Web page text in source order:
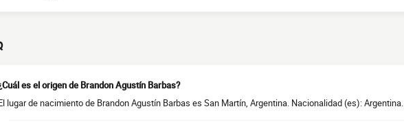
es el origen de Brandon Agustín Barbas?
lugar de nacimiento de Brandon Agustín Barbas es San Martín, Argentina. Nacionalidad (es): Argentina.